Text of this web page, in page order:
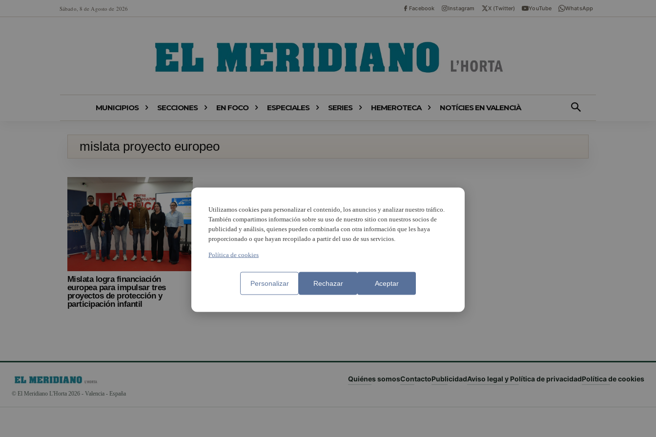
Sábado, 8 de Agosto de 2026 Facebook Instagram X (Twitter) YouTube WhatsApp
MUNICIPIOS SECCIONES EN FOCO ESPECIALES SERIES HEMEROTECA NOTÍCIES EN VALENCIÀ
mislata proyecto europeo
Mislata logra financiación
europea para impulsar tres
proyectos de protección y
participación infantil
© El Meridiano L'Horta 2026 - Valencia - España
Quiénes somosContactoPublicidadAviso legal y Política de privacidadPolítica de cookies
Utilizamos cookies para personalizar el contenido, los anuncios y analizar nuestro tráfico.
También compartimos información sobre su uso de nuestro sitio con nuestros socios de
publicidad y análisis, quienes pueden combinarla con otra información que les haya
proporcionado o que hayan recopilado a partir del uso de sus servicios.
Política de cookies
Personalizar Rechazar Aceptar